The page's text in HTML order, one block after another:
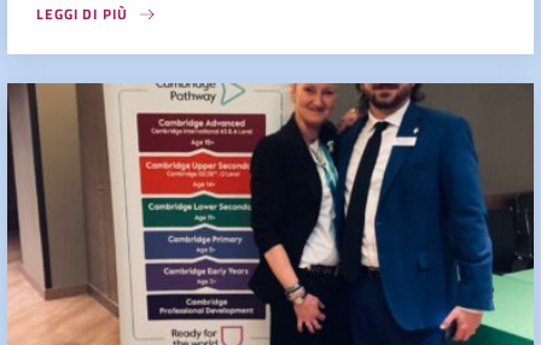
LEGGI DI PIÙ